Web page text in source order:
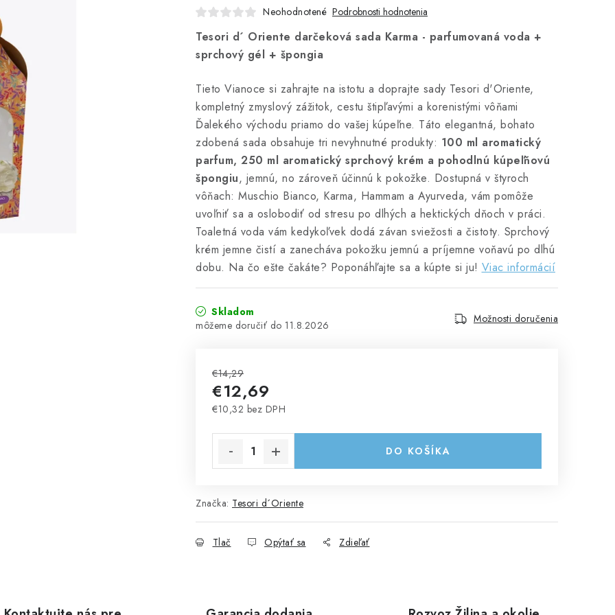
Neohodnotené Podrobnosti hodnotenia
Tesori d´ Oriente darčeková sada Karma - parfumovaná voda +
sprchový gél + špongia
Tieto Vianoce si zahrajte na istotu a doprajte sady Tesori d'Oriente,
kompletný zmyslový zážitok, cestu štipľavými a korenistými vôňami
Ďalekého východu priamo do vašej kúpeľne. Táto elegantná, bohato
zdobená sada obsahuje tri nevyhnutné produkty: 100 ml aromatický
parfum, 250 ml aromatický sprchový krém a pohodlnú kúpeľňovú
špongiu, jemnú, no zároveň účinnú k pokožke. Dostupná v štyroch
vôňach: Muschio Bianco, Karma, Hammam a Ayurveda, vám pomôže
uvoľniť sa a oslobodiť od stresu po dlhých a hektických dňoch v práci.
Toaletná voda vám kedykoľvek dodá závan sviežosti a čistoty. Sprchový
krém jemne čistí a zanecháva pokožku jemnú a príjemne voňavú po dlhú
dobu. Na čo ešte čakáte? Poponáhľajte sa a kúpte si ju! Viac informácií
Skladom
11.8.2026
Možnosti doručenia
€14,29
€12,69
€10,32 bez DPH
DO KOŠÍKA
Značka: Tesori d´Oriente
Tlač Opýtať sa Zdieľať